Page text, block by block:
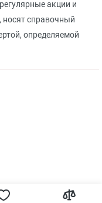
акции и
носят справочный
определяемой